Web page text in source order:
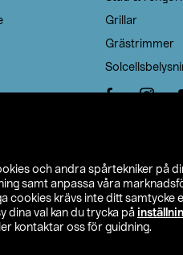
och andra spårtekniker på
samt anpassa våra
cookies krävs inte ditt
dina val kan du trycka på
kontaktar oss för guidning.
Grillar
Grästrimmer